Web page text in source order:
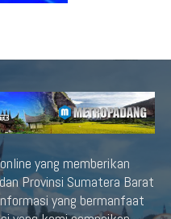
online yang memberikan
Provinsi Sumatera Barat
yang bermanfaat